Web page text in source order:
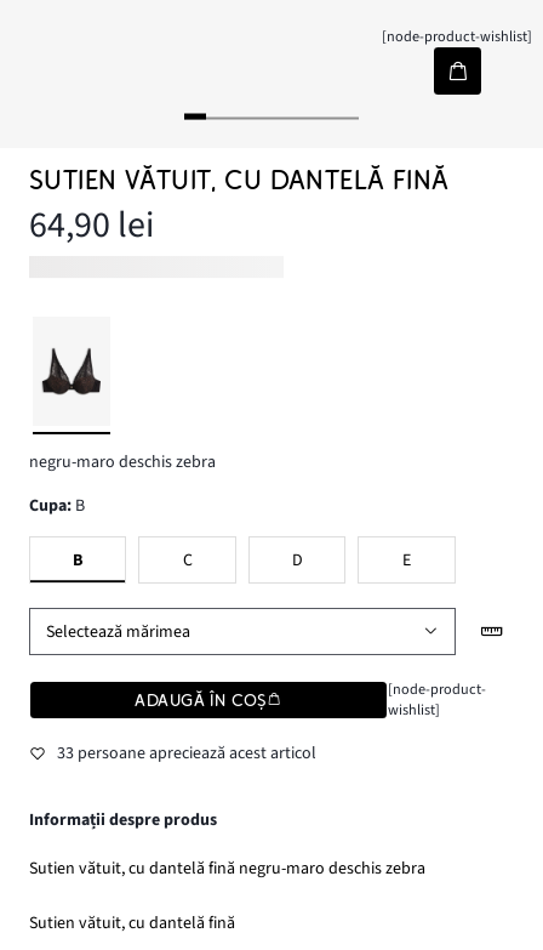
[node-product-wishlist]
SUTIEN VĂTUIT, CU DANTELĂ FINĂ
64,90 lei
negru-maro deschis zebra
Cupa: B
B C D E
Selectează mărimea
ADAUGĂ ÎN COȘ
[node-product-
wishlist]
33 persoane apreciează acest articol
Informații despre produs
Sutien vătuit, cu dantelă fină negru-maro deschis zebra
Sutien vătuit, cu dantelă fină